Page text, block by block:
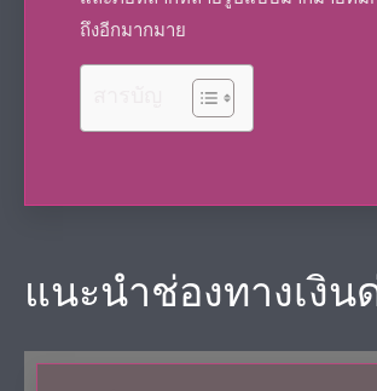
ถึงอีกมากมาย
แนะนำช่องทางเงิน